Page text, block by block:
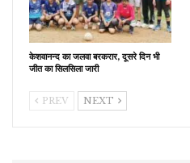
केशवानन्द का जलवा बरकरार, दूसरे दिन भी
जीत का सिलसिला जारी
PREV NEXT